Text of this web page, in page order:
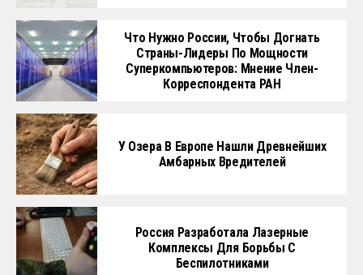
Что Нужно России, Чтобы Догнать
Страны-Лидеры По Мощности
Суперкомпьютеров: Мнение Член-
Корреспондента РАН
У Озера В Европе Нашли Древнейших
Амбарных Вредителей
Россия Разработала Лазерные
Комплексы Для Борьбы С
Беспилотниками